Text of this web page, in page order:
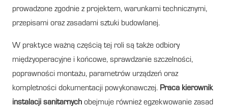
prowadzone zgodnie z projektem, warunkami technicznymi,
przepisami oraz zasadami sztuki budowlanej.
W praktyce ważną częścią tej roli są także odbiory
międzyoperacyjne i końcowe, sprawdzanie szczelności,
poprawności montażu, parametrów urządzeń oraz
kompletności dokumentacji powykonawczej. Praca kierownik
instalacji sanitarnych obejmuje również egzekwowanie zasad